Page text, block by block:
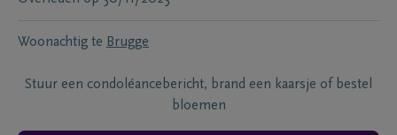
Woonachtig te Brugge
Stuur een condoléancebericht, brand een kaarsje of bestel
bloemen